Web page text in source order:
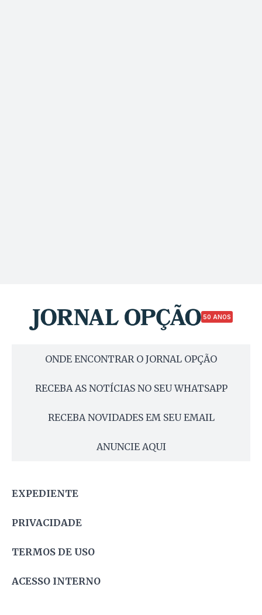
50 ANOS
ONDE ENCONTRAR O JORNAL OPÇÃO
RECEBA AS NOTÍCIAS NO SEU WHATSAPP
RECEBA NOVIDADES EM SEU EMAIL
ANUNCIE AQUI
EXPEDIENTE
PRIVACIDADE
TERMOS DE USO
ACESSO INTERNO